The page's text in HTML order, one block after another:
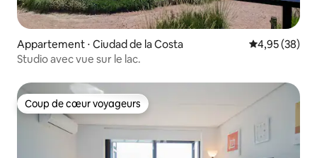
Appartement ⋅ Ciudad de la Costa Évaluation
4,95 (38)
Studio avec vue sur le lac.
Coup de cœur voyageurs
Coup de cœur voyageurs